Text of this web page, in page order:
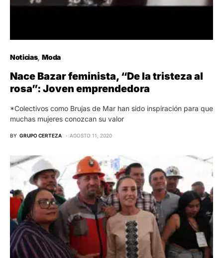
Noticias Moda
Nace Bazar feminista, “De la tristeza al
rosa”: Joven emprendedora
*Colectivos como Brujas de Mar han sido inspiración para que
muchas mujeres conozcan su valor
BY GRUPO CERTEZA AGOSTO 11, 2020